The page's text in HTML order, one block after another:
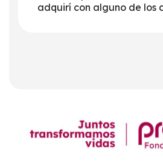
adquirí con alguno de los